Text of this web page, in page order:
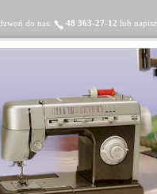
do nas: 48 363-27-12 lub napisz